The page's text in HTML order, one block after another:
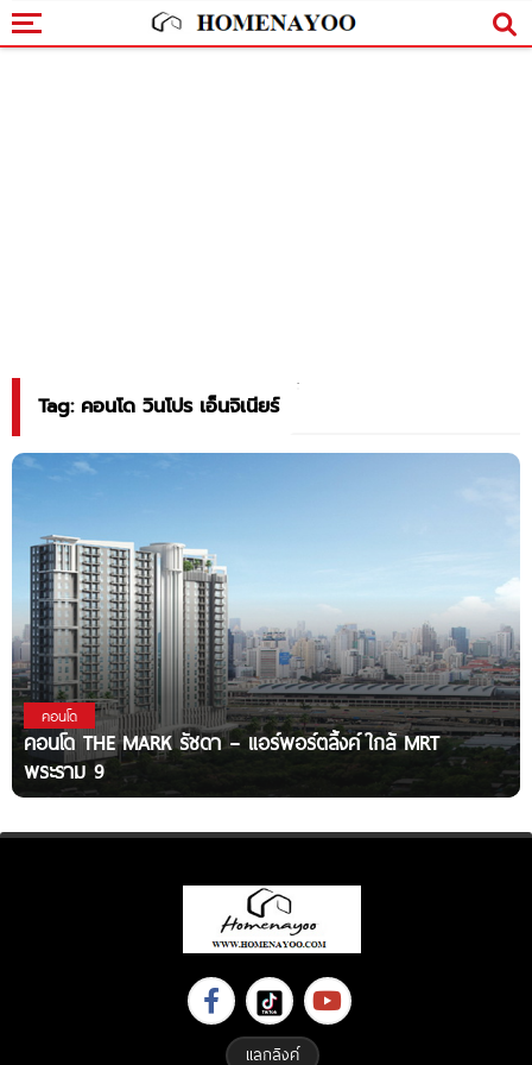
Tag: คอนโด วินโปร เอ็นจิเนียร์
คอนโด
คอนโด THE MARK รัชดา – แอร์พอร์ตลิ้งค์ ใกล้ MRT
พระราม 9
แลกลิงค์